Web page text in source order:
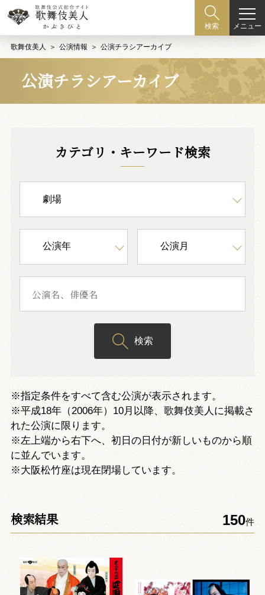
検索 メニュー
歌舞伎美人 公演情報 公演チラシアーカイブ
公演チラシアーカイブ
カテゴリ・キーワード検索
検索
※指定条件をすべて含む公演が表示されます。
※平成18年（2006年）10月以降、歌舞伎美人に掲載さ
れた公演に限ります。
※左上端から右下へ、初日の日付が新しいものから順
に並んでいます。
※大阪松竹座は現在閉場しています。
検索結果 150件